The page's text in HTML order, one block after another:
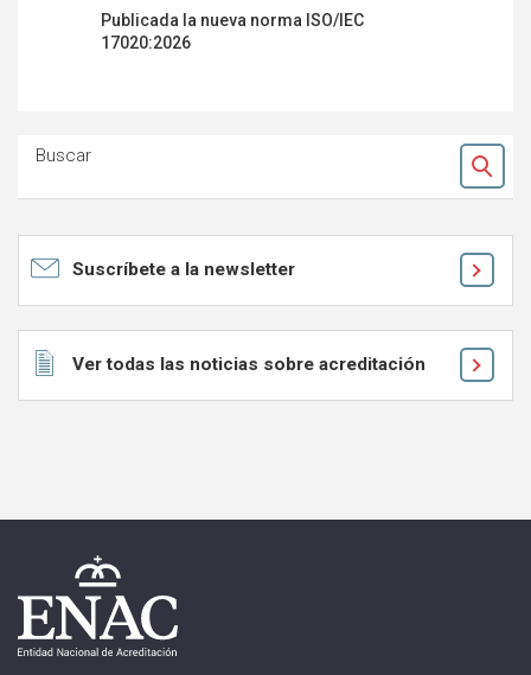
Publicada la nueva norma ISO/IEC
17020:2026
Buscar
Ok
Suscríbete a la newsletter
Ver todas las noticias sobre acreditación